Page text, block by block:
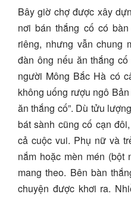
Bây giờ chợ được xây
nơi bán thắng cố có
riêng, nhưng vẫn chung
đàn ông nếu ăn thắng
người Mông Bắc Hà có
không uống rượu ngô
ăn thắng cố”. Dù tửu
bát sành cũng cố cạn
cả cuộc vui. Phụ nữ và
nắm hoặc mèn mén (bột
mang theo. Bên bàn
chuyện được khơi ra.